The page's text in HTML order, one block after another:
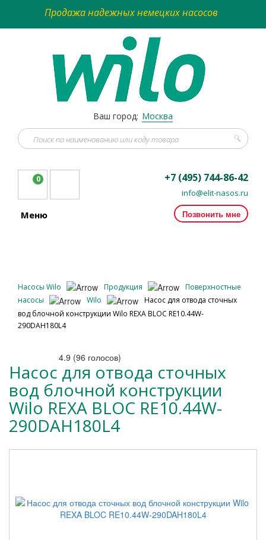
Продажа надежных немецких насосов
Ваш город: Москва
0 +7 (495) 744-86-42
info@elit-nasos.ru
Позвонить мне
Меню
Насосы Wilo Продукция
Поверхностные
насосы
Wilo
Насос для отвода сточных
вод блочной конструкции Wilo REXA BLOC RE10.44W-
290DAH180L4
4.9 (96 голосов)
Насос для отвода сточных
вод блочной конструкции
Wilo REXA BLOC RE10.44W-
290DAH180L4